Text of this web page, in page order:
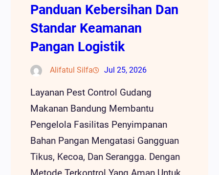
Panduan Kebersihan Dan
Standar Keamanan
Pangan Logistik
Alifatul Silfa Jul 25, 2026
Layanan Pest Control Gudang
Makanan Bandung Membantu
Pengelola Fasilitas Penyimpanan
Bahan Pangan Mengatasi Gangguan
Tikus, Kecoa, Dan Serangga. Dengan